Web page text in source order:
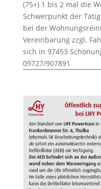
(75+) 1 bis 2 mal die
Schwerpunkt der
bei der
Vereinbarung zzgl.
sich in 97453
09727/907891